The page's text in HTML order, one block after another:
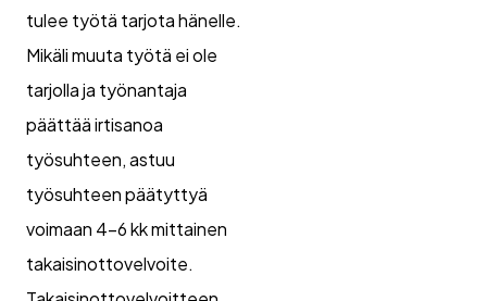
tulee työtä tarjota hänelle.
Mikäli muuta työtä ei ole
tarjolla ja työnantaja
päättää irtisanoa
työsuhteen, astuu
työsuhteen päätyttyä
voimaan 4-6 kk mittainen
takaisinottovelvoite.